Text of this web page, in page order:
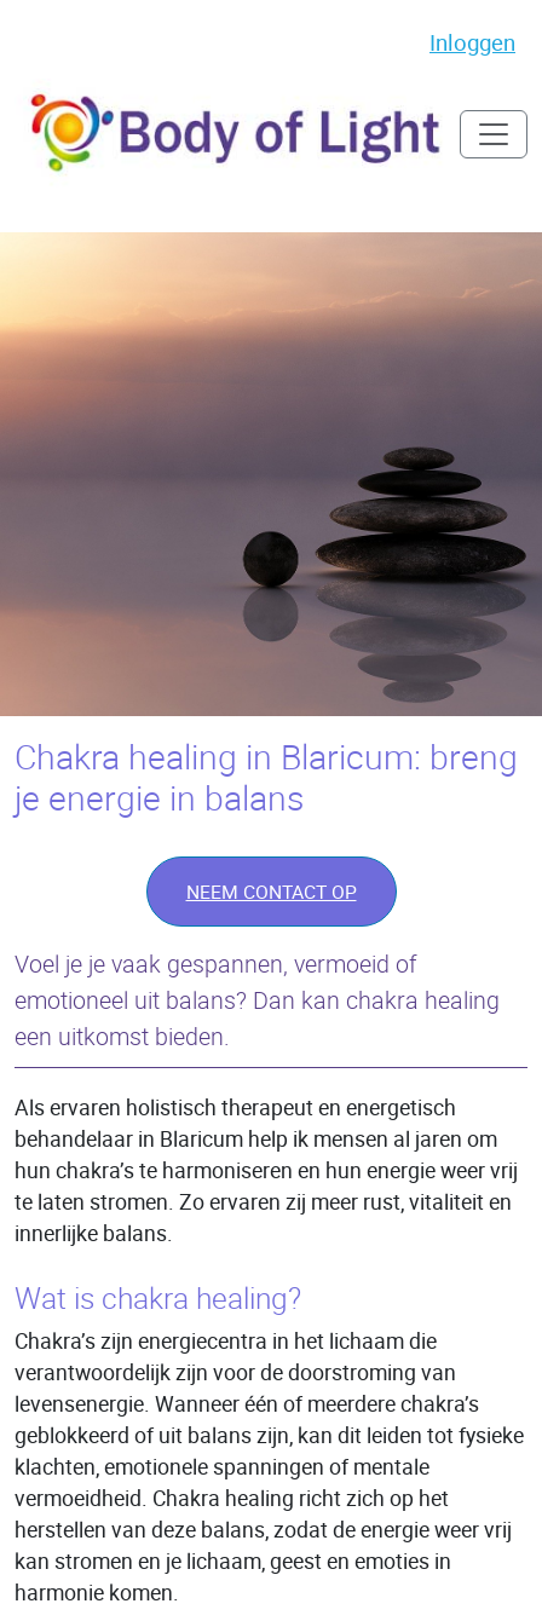
Inloggen
Chakra healing in Blaricum: breng
je energie in balans
NEEM CONTACT OP
Voel je je vaak gespannen, vermoeid of
emotioneel uit balans? Dan kan chakra healing
een uitkomst bieden.
Als ervaren holistisch therapeut en energetisch
behandelaar in Blaricum help ik mensen al jaren om
hun chakra’s te harmoniseren en hun energie weer vrij
te laten stromen. Zo ervaren zij meer rust, vitaliteit en
innerlijke balans.
Wat is chakra healing?
Chakra’s zijn energiecentra in het lichaam die
verantwoordelijk zijn voor de doorstroming van
levensenergie. Wanneer één of meerdere chakra’s
geblokkeerd of uit balans zijn, kan dit leiden tot fysieke
klachten, emotionele spanningen of mentale
vermoeidheid. Chakra healing richt zich op het
herstellen van deze balans, zodat de energie weer vrij
kan stromen en je lichaam, geest en emoties in
harmonie komen.